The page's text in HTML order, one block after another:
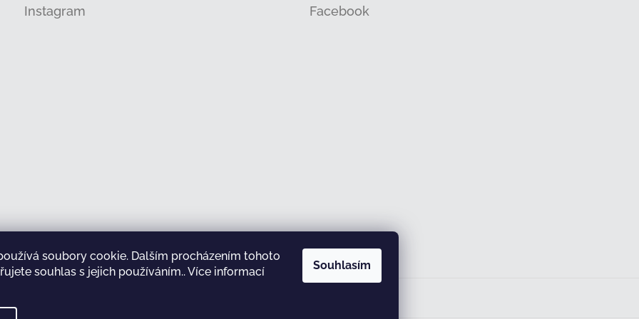
soubory cookie. Dalším procházením tohoto
souhlas s jejich používáním.. Více informací
Souhlasím
Instagram
Sledovat na Instagramu
Facebook